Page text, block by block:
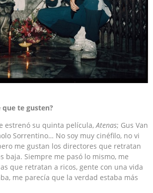
que te gusten?
estrenó su quinta película, Atenas; Gus Van
Sorrentino… No soy muy cinéfilo, no vi
me gustan los directores que retratan
baja. Siempre me pasó lo mismo, me
que retratan a ricos, gente con una vida
me parecía que la verdad estaba más